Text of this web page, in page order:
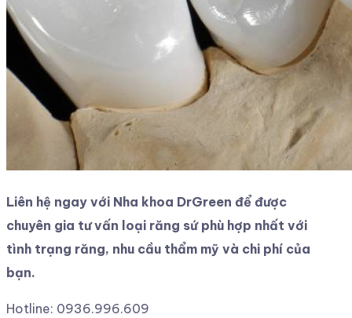
Liên hệ ngay với Nha khoa DrGreen để được
chuyên gia tư vấn loại răng sứ phù hợp nhất với
tình trạng răng, nhu cầu thẩm mỹ và chi phí của
bạn.
Hotline: 0936.996.609